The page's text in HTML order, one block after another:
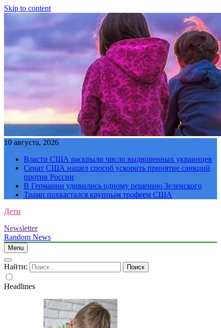
Skip to content
10 августа, 2026
Власти США раскрыли число выдворенных украинцев
Сенат США нашел способ ускорить принятие санкций
против России
В Германии удивились одному решению Зеленского
Трамп похвастался крупным трофеем США
Дети
Newsletter
Random News
Menu
Найти:
Headlines